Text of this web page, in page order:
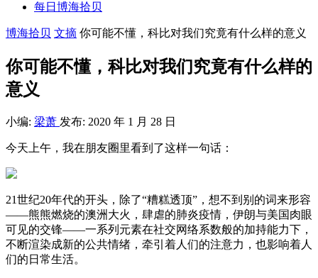
每日博海拾贝
博海拾贝 文摘 你可能不懂，科比对我们究竟有什么样的意义
你可能不懂，科比对我们究竟有什么样的
意义
小编: 梁萧 发布: 2020 年 1 月 28 日
今天上午，我在朋友圈里看到了这样一句话：
21世纪20年代的开头，除了“糟糕透顶”，想不到别的词来形容
——熊熊燃烧的澳洲大火，肆虐的肺炎疫情，伊朗与美国肉眼
可见的交锋——一系列元素在社交网络系数般的加持能力下，
不断渲染成新的公共情绪，牵引着人们的注意力，也影响着人
们的日常生活。